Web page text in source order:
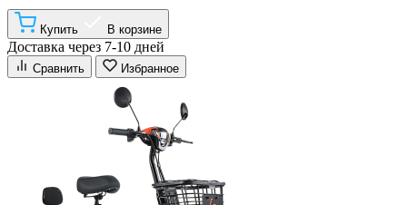
Купить В корзине
Доставка через 7-10 дней
Сравнить Избранное